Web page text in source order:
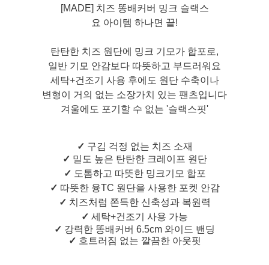
[MADE] 치즈 똥배커버 밍크 슬랙스
요 아이템 하나면 끝!
탄탄한 치즈 원단에 밍크 기모가 합포로,
일반 기모 안감보다 따뜻하고 부드러워요
세탁+건조기 사용 후에도 원단 수축이나
변형이 거의 없는 소장가치 있는 팬츠입니다
겨울에도 포기할 수 없는 '슬랙스핏'
✓ 구김 걱정 없는 치즈 소재
✓ 밀도 높은 탄탄한 크레이프 원단
✓ 도톰하고 따뜻한 밍크기모 합포
✓ 따뜻한 융TC 원단을 사용한 포켓 안감
✓ 치즈처럼 쫀득한 신축성과 복원력
✓ 세탁+건조기 사용 가능
✓ 강력한 똥배커버 6.5cm 와이드 밴딩
✓ 흐트러짐 없는 깔끔한 아웃핏